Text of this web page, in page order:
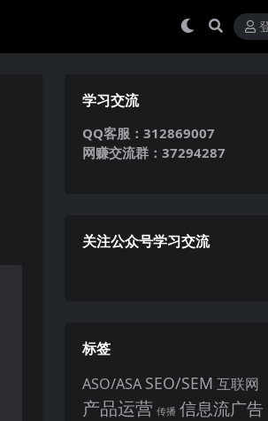
学习交流
QQ客服：312869007
网赚交流群：37294287
关注公众号学习交流
标签
ASO/ASA SEO/SEM 互联网
产品运营 传播 信息流广告